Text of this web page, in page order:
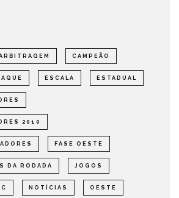
CAMPEÃO
ESCALA ESTADUAL
2010
FASE OESTE
DA RODADA JOGOS
NOTÍCIAS OESTE